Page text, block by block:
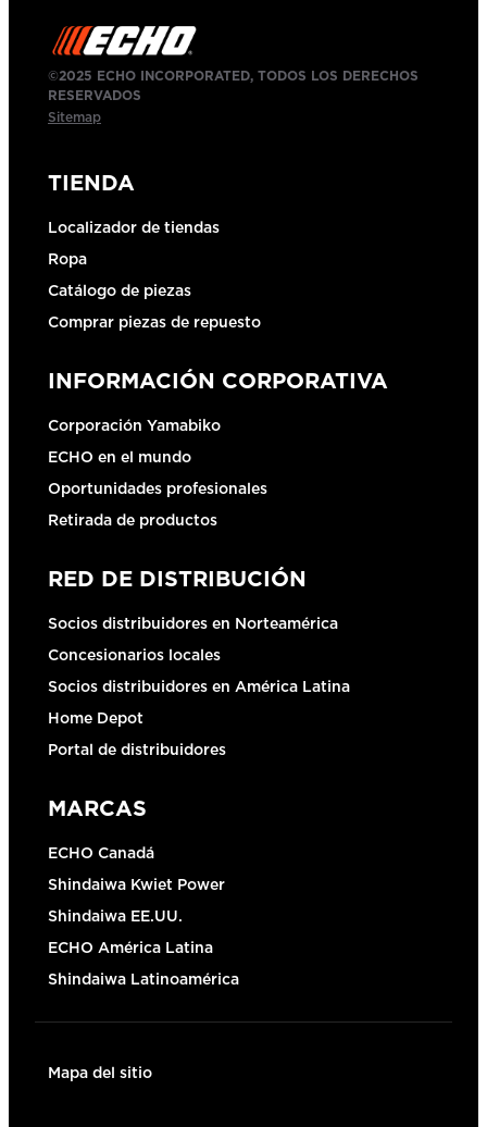
©2025 ECHO INCORPORATED, TODOS LOS DERECHOS
RESERVADOS
Sitemap
TIENDA
Localizador de tiendas
Ropa
Catálogo de piezas
Comprar piezas de repuesto
INFORMACIÓN CORPORATIVA
Corporación Yamabiko
ECHO en el mundo
Oportunidades profesionales
Retirada de productos
RED DE DISTRIBUCIÓN
Socios distribuidores en Norteamérica
Concesionarios locales
Socios distribuidores en América Latina
Home Depot
Portal de distribuidores
MARCAS
ECHO Canadá
Shindaiwa Kwiet Power
Shindaiwa EE.UU.
ECHO América Latina
Shindaiwa Latinoamérica
Mapa del sitio